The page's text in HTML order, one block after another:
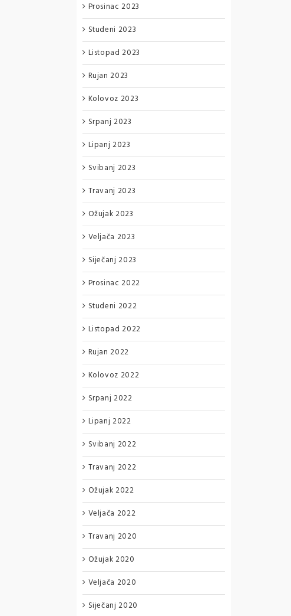
Prosinac 2023
Studeni 2023
Listopad 2023
Rujan 2023
Kolovoz 2023
Srpanj 2023
Lipanj 2023
Svibanj 2023
Travanj 2023
Ožujak 2023
Veljača 2023
Siječanj 2023
Prosinac 2022
Studeni 2022
Listopad 2022
Rujan 2022
Kolovoz 2022
Srpanj 2022
Lipanj 2022
Svibanj 2022
Travanj 2022
Ožujak 2022
Veljača 2022
Travanj 2020
Ožujak 2020
Veljača 2020
Siječanj 2020